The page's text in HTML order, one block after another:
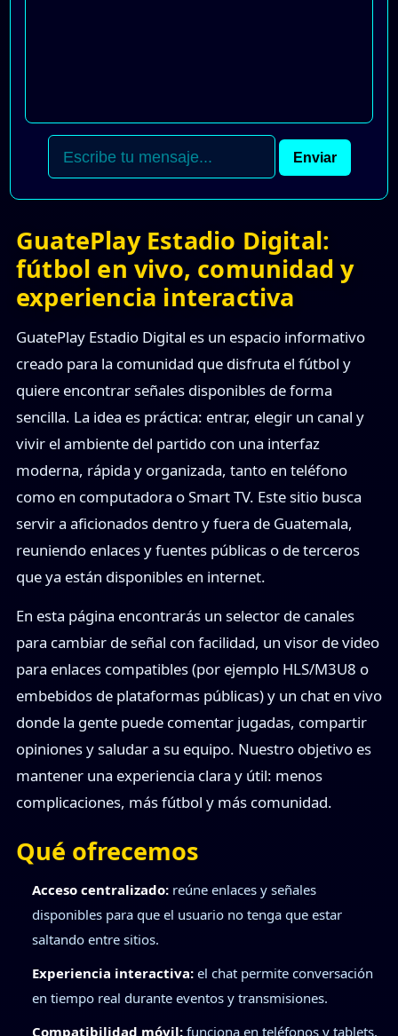
Enviar
GuatePlay Estadio Digital:
fútbol en vivo, comunidad y
experiencia interactiva
GuatePlay Estadio Digital es un espacio informativo
creado para la comunidad que disfruta el fútbol y
quiere encontrar señales disponibles de forma
sencilla. La idea es práctica: entrar, elegir un canal y
vivir el ambiente del partido con una interfaz
moderna, rápida y organizada, tanto en teléfono
como en computadora o Smart TV. Este sitio busca
servir a aficionados dentro y fuera de Guatemala,
reuniendo enlaces y fuentes públicas o de terceros
que ya están disponibles en internet.
En esta página encontrarás un selector de canales
para cambiar de señal con facilidad, un visor de video
para enlaces compatibles (por ejemplo HLS/M3U8 o
embebidos de plataformas públicas) y un chat en vivo
donde la gente puede comentar jugadas, compartir
opiniones y saludar a su equipo. Nuestro objetivo es
mantener una experiencia clara y útil: menos
complicaciones, más fútbol y más comunidad.
Qué ofrecemos
Acceso centralizado: reúne enlaces y señales
disponibles para que el usuario no tenga que estar
saltando entre sitios.
Experiencia interactiva: el chat permite conversación
en tiempo real durante eventos y transmisiones.
Compatibilidad móvil: funciona en teléfonos y tablets,